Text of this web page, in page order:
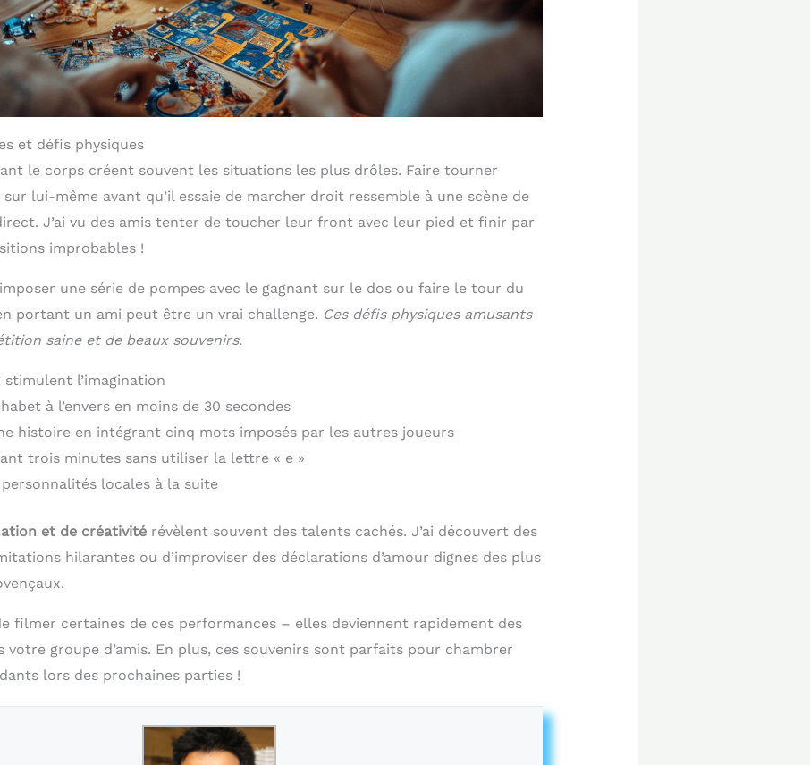
et défis physiques
le corps créent souvent les situations les plus drôles. Faire tourner
sur lui-même avant qu’il essaie de marcher droit ressemble à une scène de
J’ai vu des amis tenter de toucher leur front avec leur pied et finir par
improbables !
une série de pompes avec le gagnant sur le dos ou faire le tour du
portant un ami peut être un vrai challenge. Ces défis physiques amusants
saine et de beaux souvenirs.
stimulent l’imagination
à l’envers en moins de 30 secondes
histoire en intégrant cinq mots imposés par les autres joueurs
trois minutes sans utiliser la lettre « e »
locales à la suite
et de créativitérévèlent souvent des talents cachés. J’ai découvert des
hilarantes ou d’improviser des déclarations d’amour dignes des plus
filmer certaines de ces performances – elles deviennent rapidement des
votre groupe d’amis. En plus, ces souvenirs sont parfaits pour chambrer
lors des prochaines parties !